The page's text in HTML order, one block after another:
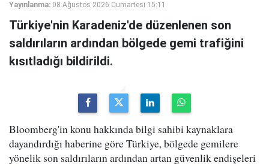
Yayınlanma: 08 Ağustos 2026 Cumartesi 15:11
Türkiye'nin Karadeniz'de düzenlenen son
saldırıların ardından bölgede gemi trafiğini
kısıtladığı bildirildi.
Bloomberg'in konu hakkında bilgi sahibi kaynaklara
dayandırdığı haberine göre Türkiye, bölgede gemilere
yönelik son saldırıların ardından artan güvenlik endişeleri